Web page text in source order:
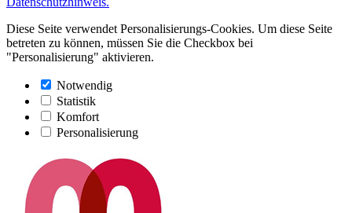
Diese Seite verwendet Personalisierungs-Cookies. Um diese Seite
betreten zu können, müssen Sie die Checkbox bei
"Personalisierung" aktivieren.
Notwendig
Statistik
Komfort
Personalisierung